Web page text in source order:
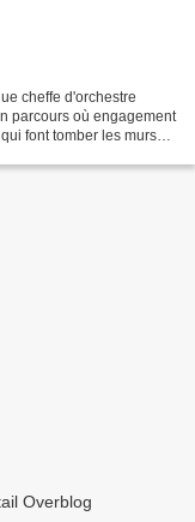
cheffe d'orchestre
parcours où engagement
font tomber les murs
Overblog